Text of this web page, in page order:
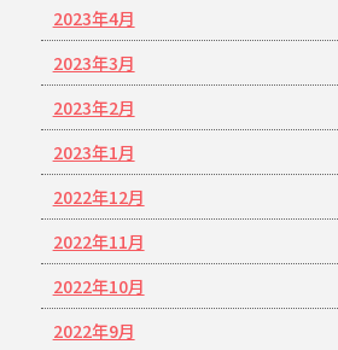
2023年4月
2023年3月
2023年2月
2023年1月
2022年12月
2022年11月
2022年10月
2022年9月